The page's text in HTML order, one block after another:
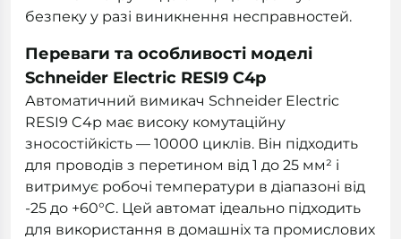
безпеку у разі виникнення несправностей.
Переваги та особливості моделі
Schneider Electric RESI9 C4р
Автоматичний вимикач Schneider Electric
RESI9 C4р має високу комутаційну
зносостійкість — 10000 циклів. Він підходить
для проводів з перетином від 1 до 25 мм² і
витримує робочі температури в діапазоні від
-25 до +60°C. Цей автомат ідеально підходить
для використання в домашніх та промислових